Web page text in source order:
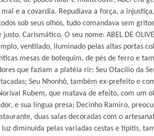
e a covardia. Repudiava a força, a
sob seus olhos, tudo comandava sem
Carismático. O seu nome: ABEL DE
ventilado, iluminado pelas altas portas
mesas de botequim, de pés de ferro e
que faziam a platéia rir: Seu Otacílio da
Seu Nhonhô, também ex-prefeito e
Rubem, que matava de efeito, com um
e sua língua presa; Decinho Ramiro,
duas salas decoradas com o
diminuída pelas variadas cestas e tipitis,